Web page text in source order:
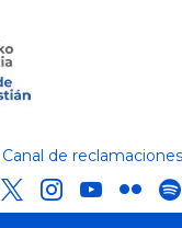
Canal de
x instagram
youtube
flickr